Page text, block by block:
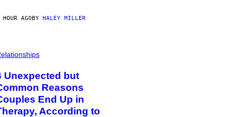
HOUR AGOBY HALEY MILLER
Unexpected but
Reasons
End Up in
According to